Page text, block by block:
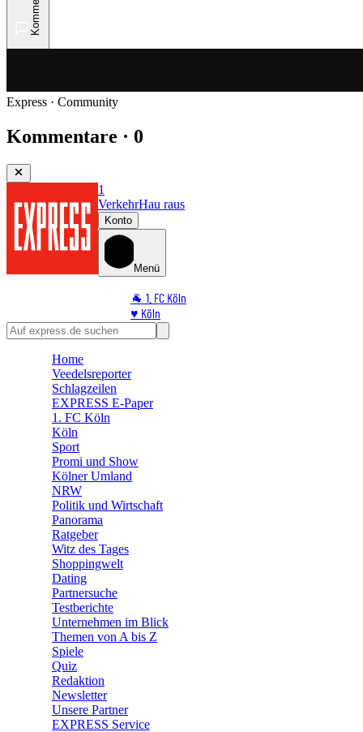
Express · Community
Kommentare · 0
1
VerkehrHau raus
Konto
Menü
🐐 1. FC Köln
♥️ Köln
⭐ Promi
🛒 Shoppingwelt
Home
Veedelsreporter
Schlagzeilen
EXPRESS E-Paper
1. FC Köln
Köln
Sport
Promi und Show
Kölner Umland
NRW
Politik und Wirtschaft
Panorama
Ratgeber
Witz des Tages
Shoppingwelt
Dating
Partnersuche
Testberichte
Unternehmen im Blick
Themen von A bis Z
Spiele
Quiz
Redaktion
Newsletter
Unsere Partner
EXPRESS Service